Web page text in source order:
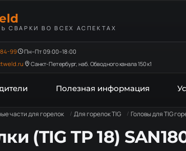
СВАРКИ ВО ВСЕХ АСПЕКТАХ
99
Пн–Пт 09:00–18:00
Санкт-Петербург, наб. Обводного канала 150 к1
Полезная информация
части для горелок Для горелок TIG Головы для TIG
(TIG TP 18)